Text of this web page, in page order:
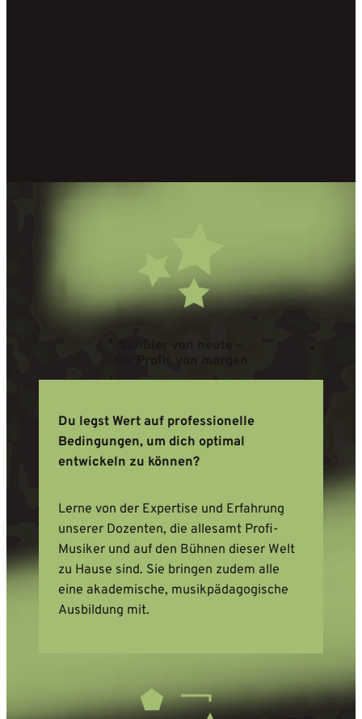
Du legst Wert auf professionelle
Bedingungen, um dich optimal
entwickeln zu können?
Lerne von der Expertise und Erfahrung
unserer Dozenten, die allesamt Profi-
Musiker und auf den Bühnen dieser Welt
zu Hause sind. Sie bringen zudem alle
eine akademische, musikpädagogische
Ausbildung mit.